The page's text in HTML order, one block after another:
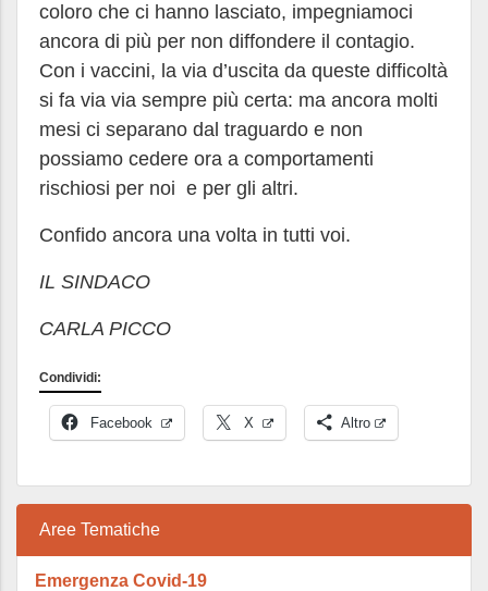
coloro che ci hanno lasciato, impegniamoci
ancora di più per non diffondere il contagio.
Con i vaccini, la via d’uscita da queste difficoltà
si fa via via sempre più certa: ma ancora molti
mesi ci separano dal traguardo e non
possiamo cedere ora a comportamenti
rischiosi per noi e per gli altri.
Confido ancora una volta in tutti voi.
IL SINDACO
CARLA PICCO
Condividi:
Facebook X Altro
Aree Tematiche
Emergenza Covid-19